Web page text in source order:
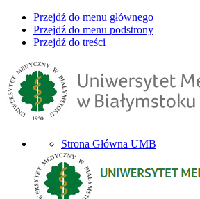
Przejdź do menu głównego
Przejdź do menu podstrony
Przejdź do treści
Strona Główna UMB